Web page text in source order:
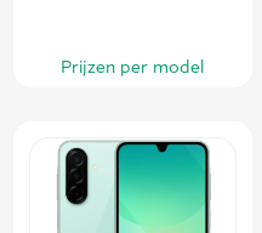
Prijzen per model